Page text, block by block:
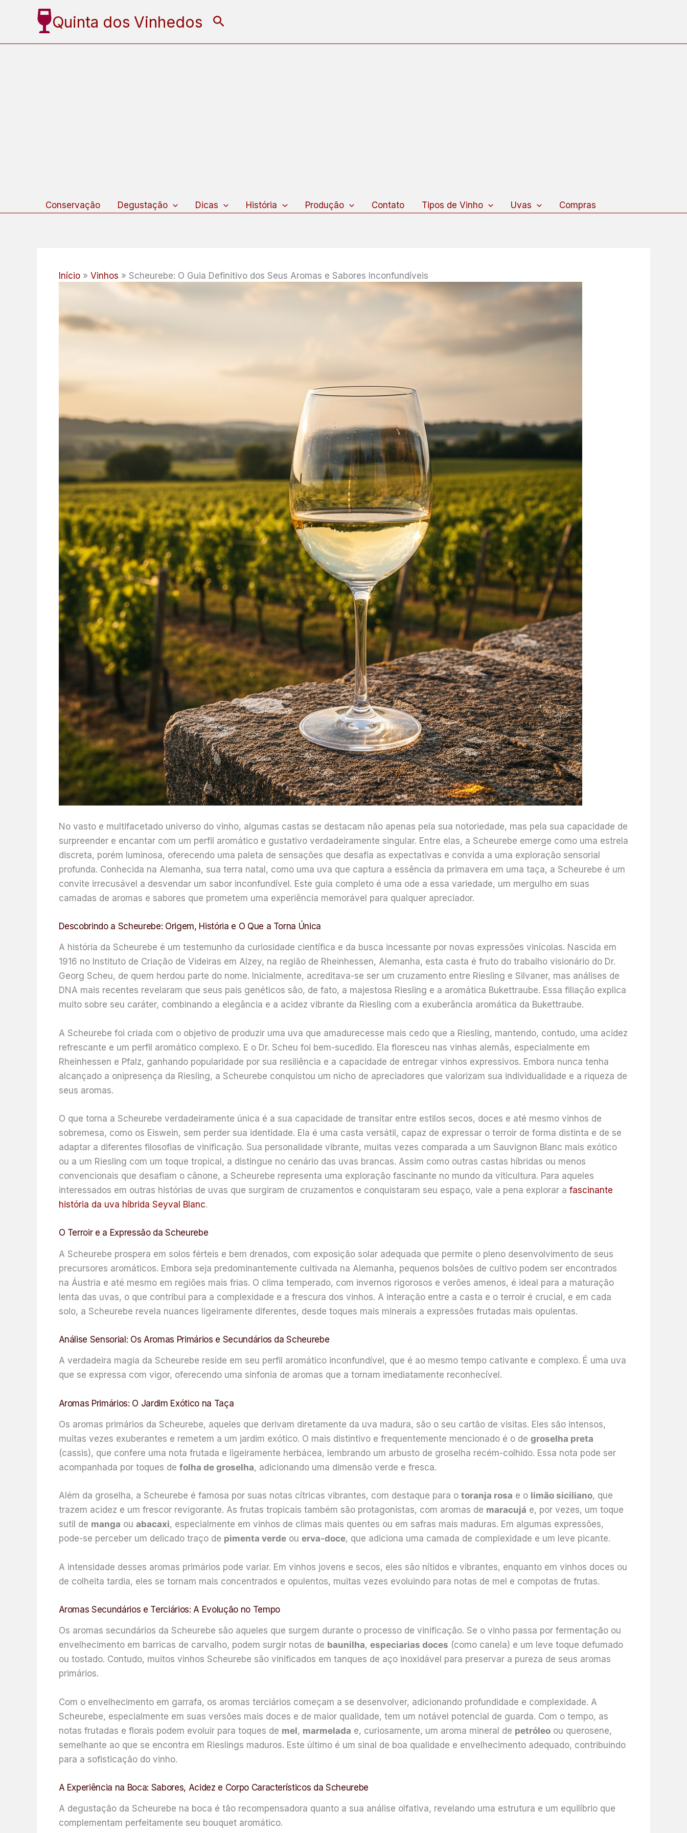
Quinta dos Vinhedos Pesquisar
Conservação Degustação Dicas História Produção Contato Tipos de Vinho Uvas Compras
Início Vinhos Scheurebe: O Guia Definitivo dos Seus Aromas e Sabores Inconfundíveis
No vasto e multifacetado universo do vinho, algumas castas se destacam não apenas pela sua notoriedade, mas pela sua capacidade de
surpreender e encantar com um perfil aromático e gustativo verdadeiramente singular. Entre elas, a Scheurebe emerge como uma estrela
discreta, porém luminosa, oferecendo uma paleta de sensações que desafia as expectativas e convida a uma exploração sensorial
profunda. Conhecida na Alemanha, sua terra natal, como uma uva que captura a essência da primavera em uma taça, a Scheurebe é um
convite irrecusável a desvendar um sabor inconfundível. Este guia completo é uma ode a essa variedade, um mergulho em suas
camadas de aromas e sabores que prometem uma experiência memorável para qualquer apreciador.
Descobrindo a Scheurebe: Origem, História e O Que a Torna Única
A história da Scheurebe é um testemunho da curiosidade científica e da busca incessante por novas expressões vinícolas. Nascida em
1916 no Instituto de Criação de Videiras em Alzey, na região de Rheinhessen, Alemanha, esta casta é fruto do trabalho visionário do Dr.
Georg Scheu, de quem herdou parte do nome. Inicialmente, acreditava-se ser um cruzamento entre Riesling e Silvaner, mas análises de
DNA mais recentes revelaram que seus pais genéticos são, de fato, a majestosa Riesling e a aromática Bukettraube. Essa filiação explica
muito sobre seu caráter, combinando a elegância e a acidez vibrante da Riesling com a exuberância aromática da Bukettraube.
A Scheurebe foi criada com o objetivo de produzir uma uva que amadurecesse mais cedo que a Riesling, mantendo, contudo, uma acidez
refrescante e um perfil aromático complexo. E o Dr. Scheu foi bem-sucedido. Ela floresceu nas vinhas alemãs, especialmente em
Rheinhessen e Pfalz, ganhando popularidade por sua resiliência e a capacidade de entregar vinhos expressivos. Embora nunca tenha
alcançado a onipresença da Riesling, a Scheurebe conquistou um nicho de apreciadores que valorizam sua individualidade e a riqueza de
seus aromas.
O que torna a Scheurebe verdadeiramente única é a sua capacidade de transitar entre estilos secos, doces e até mesmo vinhos de
sobremesa, como os Eiswein, sem perder sua identidade. Ela é uma casta versátil, capaz de expressar o terroir de forma distinta e de se
adaptar a diferentes filosofias de vinificação. Sua personalidade vibrante, muitas vezes comparada a um Sauvignon Blanc mais exótico
ou a um Riesling com um toque tropical, a distingue no cenário das uvas brancas. Assim como outras castas híbridas ou menos
convencionais que desafiam o cânone, a Scheurebe representa uma exploração fascinante no mundo da viticultura. Para aqueles
interessados em outras histórias de uvas que surgiram de cruzamentos e conquistaram seu espaço, vale a pena explorar a fascinante
história da uva híbrida Seyval Blanc.
O Terroir e a Expressão da Scheurebe
A Scheurebe prospera em solos férteis e bem drenados, com exposição solar adequada que permite o pleno desenvolvimento de seus
precursores aromáticos. Embora seja predominantemente cultivada na Alemanha, pequenos bolsões de cultivo podem ser encontrados
na Áustria e até mesmo em regiões mais frias. O clima temperado, com invernos rigorosos e verões amenos, é ideal para a maturação
lenta das uvas, o que contribui para a complexidade e a frescura dos vinhos. A interação entre a casta e o terroir é crucial, e em cada
solo, a Scheurebe revela nuances ligeiramente diferentes, desde toques mais minerais a expressões frutadas mais opulentas.
Análise Sensorial: Os Aromas Primários e Secundários da Scheurebe
A verdadeira magia da Scheurebe reside em seu perfil aromático inconfundível, que é ao mesmo tempo cativante e complexo. É uma uva
que se expressa com vigor, oferecendo uma sinfonia de aromas que a tornam imediatamente reconhecível.
Aromas Primários: O Jardim Exótico na Taça
Os aromas primários da Scheurebe, aqueles que derivam diretamente da uva madura, são o seu cartão de visitas. Eles são intensos,
muitas vezes exuberantes e remetem a um jardim exótico. O mais distintivo e frequentemente mencionado é o de groselha preta
(cassis), que confere uma nota frutada e ligeiramente herbácea, lembrando um arbusto de groselha recém-colhido. Essa nota pode ser
acompanhada por toques de folha de groselha, adicionando uma dimensão verde e fresca.
Além da groselha, a Scheurebe é famosa por suas notas cítricas vibrantes, com destaque para o toranja rosa e o limão siciliano, que
trazem acidez e um frescor revigorante. As frutas tropicais também são protagonistas, com aromas de maracujá e, por vezes, um toque
sutil de manga ou abacaxi, especialmente em vinhos de climas mais quentes ou em safras mais maduras. Em algumas expressões,
pode-se perceber um delicado traço de pimenta verdeou erva-doce, que adiciona uma camada de complexidade e um leve picante.
A intensidade desses aromas primários pode variar. Em vinhos jovens e secos, eles são nítidos e vibrantes, enquanto em vinhos doces ou
de colheita tardia, eles se tornam mais concentrados e opulentos, muitas vezes evoluindo para notas de mel e compotas de frutas.
Aromas Secundários e Terciários: A Evolução no Tempo
Os aromas secundários da Scheurebe são aqueles que surgem durante o processo de vinificação. Se o vinho passa por fermentação ou
envelhecimento em barricas de carvalho, podem surgir notas de baunilha, especiarias doces (como canela) e um leve toque defumado
ou tostado. Contudo, muitos vinhos Scheurebe são vinificados em tanques de aço inoxidável para preservar a pureza de seus aromas
primários.
Com o envelhecimento em garrafa, os aromas terciários começam a se desenvolver, adicionando profundidade e complexidade. A
Scheurebe, especialmente em suas versões mais doces e de maior qualidade, tem um notável potencial de guarda. Com o tempo, as
notas frutadas e florais podem evoluir para toques de mel, marmelada e, curiosamente, um aroma mineral de petróleoou querosene,
semelhante ao que se encontra em Rieslings maduros. Este último é um sinal de boa qualidade e envelhecimento adequado, contribuindo
para a sofisticação do vinho.
A Experiência na Boca: Sabores, Acidez e Corpo Característicos da Scheurebe
A degustação da Scheurebe na boca é tão recompensadora quanto a sua análise olfativa, revelando uma estrutura e um equilíbrio que
complementam perfeitamente seu bouquet aromático.